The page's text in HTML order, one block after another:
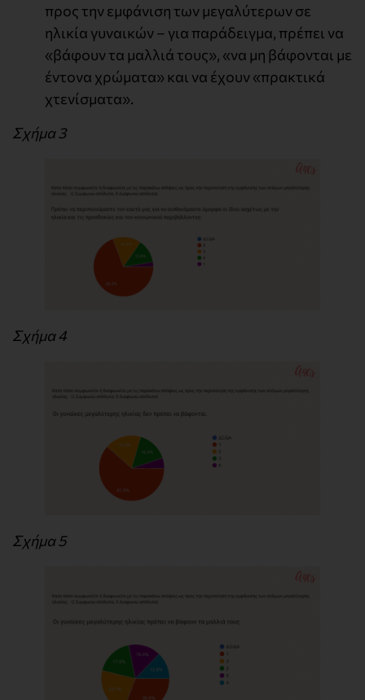
προς την εμφάνιση των μεγαλύτερων σε
ηλικία γυναικών – για παράδειγμα, πρέπει να
«βάφουν τα μαλλιά τους», «να μη βάφονται με
έντονα χρώματα» και να έχουν «πρακτικά
χτενίσματα».
Σχήμα 3
Σχήμα 4
Σχήμα 5